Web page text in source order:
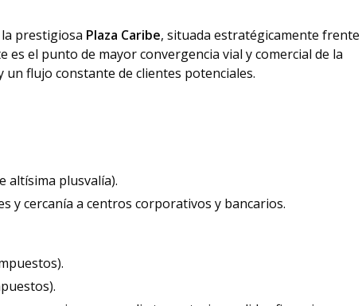
prestigiosa Plaza Caribe, situada estratégicamente frente
el punto de mayor convergencia vial y comercial de la
flujo constante de clientes potenciales.
altísima plusvalía).
y cercanía a centros corporativos y bancarios.